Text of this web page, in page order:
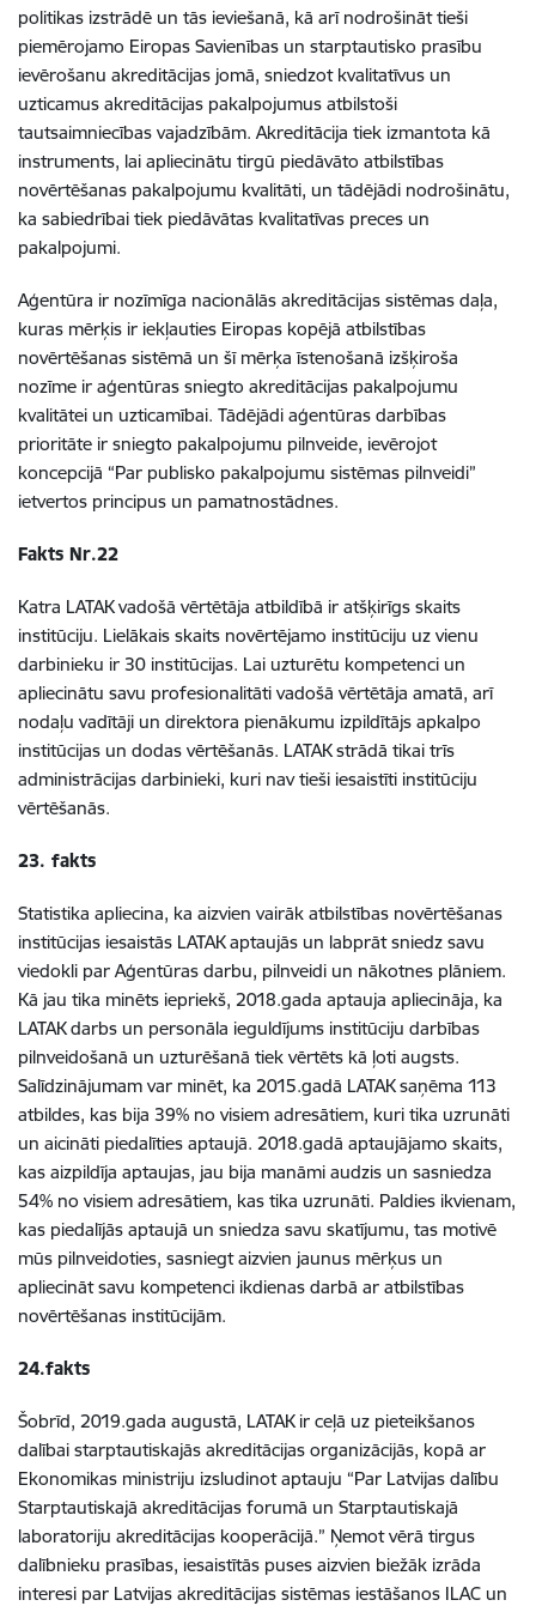
politikas izstrādē un tās ieviešanā, kā arī nodrošināt tieši
piemērojamo Eiropas Savienības un starptautisko prasību
ievērošanu akreditācijas jomā, sniedzot kvalitatīvus un
uzticamus akreditācijas pakalpojumus atbilstoši
tautsaimniecības vajadzībām. Akreditācija tiek izmantota kā
instruments, lai apliecinātu tirgū piedāvāto atbilstības
novērtēšanas pakalpojumu kvalitāti, un tādējādi nodrošinātu,
ka sabiedrībai tiek piedāvātas kvalitatīvas preces un
pakalpojumi.
Aģentūra ir nozīmīga nacionālās akreditācijas sistēmas daļa,
kuras mērķis ir iekļauties Eiropas kopējā atbilstības
novērtēšanas sistēmā un šī mērķa īstenošanā izšķiroša
nozīme ir aģentūras sniegto akreditācijas pakalpojumu
kvalitātei un uzticamībai. Tādējādi aģentūras darbības
prioritāte ir sniegto pakalpojumu pilnveide, ievērojot
koncepcijā “Par publisko pakalpojumu sistēmas pilnveidi”
ietvertos principus un pamatnostādnes.
Fakts Nr.22
Katra LATAK vadošā vērtētāja atbildībā ir atšķirīgs skaits
institūciju. Lielākais skaits novērtējamo institūciju uz vienu
darbinieku ir 30 institūcijas. Lai uzturētu kompetenci un
apliecinātu savu profesionalitāti vadošā vērtētāja amatā, arī
nodaļu vadītāji un direktora pienākumu izpildītājs apkalpo
institūcijas un dodas vērtēšanās. LATAK strādā tikai trīs
administrācijas darbinieki, kuri nav tieši iesaistīti institūciju
vērtēšanās.
23. fakts
Statistika apliecina, ka aizvien vairāk atbilstības novērtēšanas
institūcijas iesaistās LATAK aptaujās un labprāt sniedz savu
viedokli par Aģentūras darbu, pilnveidi un nākotnes plāniem.
Kā jau tika minēts iepriekš, 2018.gada aptauja apliecināja, ka
LATAK darbs un personāla ieguldījums institūciju darbības
pilnveidošanā un uzturēšanā tiek vērtēts kā ļoti augsts.
Salīdzinājumam var minēt, ka 2015.gadā LATAK saņēma 113
atbildes, kas bija 39% no visiem adresātiem, kuri tika uzrunāti
un aicināti piedalīties aptaujā. 2018.gadā aptaujājamo skaits,
kas aizpildīja aptaujas, jau bija manāmi audzis un sasniedza
54% no visiem adresātiem, kas tika uzrunāti. Paldies ikvienam,
kas piedalījās aptaujā un sniedza savu skatījumu, tas motivē
mūs pilnveidoties, sasniegt aizvien jaunus mērķus un
apliecināt savu kompetenci ikdienas darbā ar atbilstības
novērtēšanas institūcijām.
24.fakts
Šobrīd, 2019.gada augustā, LATAK ir ceļā uz pieteikšanos
dalībai starptautiskajās akreditācijas organizācijās, kopā ar
Ekonomikas ministriju izsludinot aptauju “Par Latvijas dalību
Starptautiskajā akreditācijas forumā un Starptautiskajā
laboratoriju akreditācijas kooperācijā.” Ņemot vērā tirgus
dalībnieku prasības, iesaistītās puses aizvien biežāk izrāda
interesi par Latvijas akreditācijas sistēmas iestāšanos ILAC un